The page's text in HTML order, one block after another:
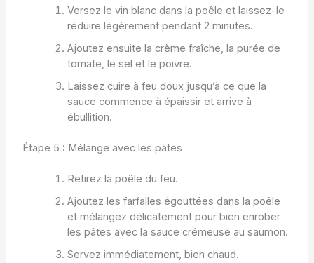
Versez le vin blanc dans la poêle et laissez-le
réduire légèrement pendant 2 minutes.
Ajoutez ensuite la crème fraîche, la purée de
tomate, le sel et le poivre.
Laissez cuire à feu doux jusqu’à ce que la
sauce commence à épaissir et arrive à
ébullition.
Étape 5 : Mélange avec les pâtes
Retirez la poêle du feu.
Ajoutez les farfalles égouttées dans la poêle
et mélangez délicatement pour bien enrober
les pâtes avec la sauce crémeuse au saumon.
Servez immédiatement, bien chaud.